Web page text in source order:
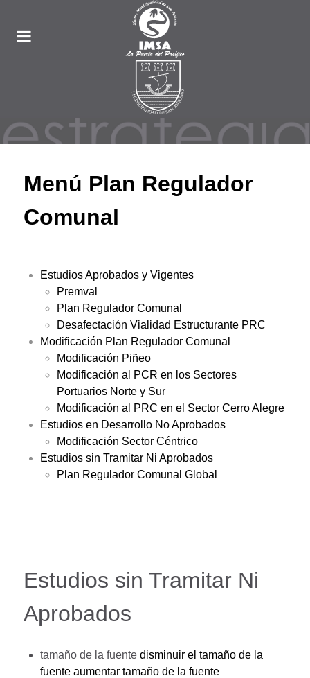
Menú Plan Regulador
Comunal
Estudios Aprobados y Vigentes
Premval
Plan Regulador Comunal
Desafectación Vialidad Estructurante PRC
Modificación Plan Regulador Comunal
Modificación Piñeo
Modificación al PCR en los Sectores
Portuarios Norte y Sur
Modificación al PRC en el Sector Cerro Alegre
Estudios en Desarrollo No Aprobados
Modificación Sector Céntrico
Estudios sin Tramitar Ni Aprobados
Plan Regulador Comunal Global
Estudios sin Tramitar Ni
Aprobados
tamaño de la fuente disminuir el tamaño de la
fuente aumentar tamaño de la fuente